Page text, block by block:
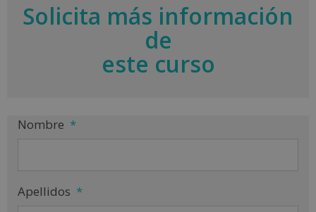
Solicita más información
de
este curso
Nombre *
Apellidos *